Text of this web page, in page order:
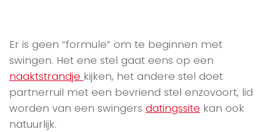
Er is geen “formule” om te beginnen met
swingen. Het ene stel gaat eens op een
naaktstrandje kijken, het andere stel doet
partnerruil met een bevriend stel enzovoort, lid
worden van een swingers datingssite kan ook
natuurlijk.